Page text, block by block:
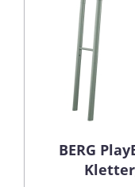
BERG